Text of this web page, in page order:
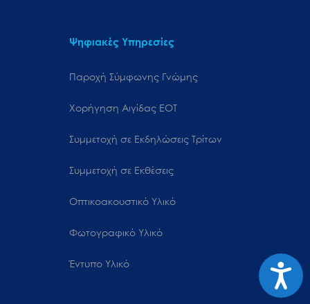
Ψηφιακές Υπηρεσίες
Παροχή Σύμφωνης Γνώμης
Χορήγηση Αιγίδας ΕΟΤ
Συμμετοχή σε Εκδηλώσεις Τρίτων
Συμμετοχή σε Εκθέσεις
Οπτικοακουστικό Υλικό
Φωτογραφικό Υλικό
Έντυπο Υλικό